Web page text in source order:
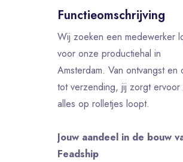
Functieomschrijving
Wij zoeken een medewerker
voor onze productiehal in
Amsterdam. Van ontvangst en
tot verzending, jij zorgt ervoor
alles op rolletjes loopt.
Jouw aandeel in de bouw
Feadship